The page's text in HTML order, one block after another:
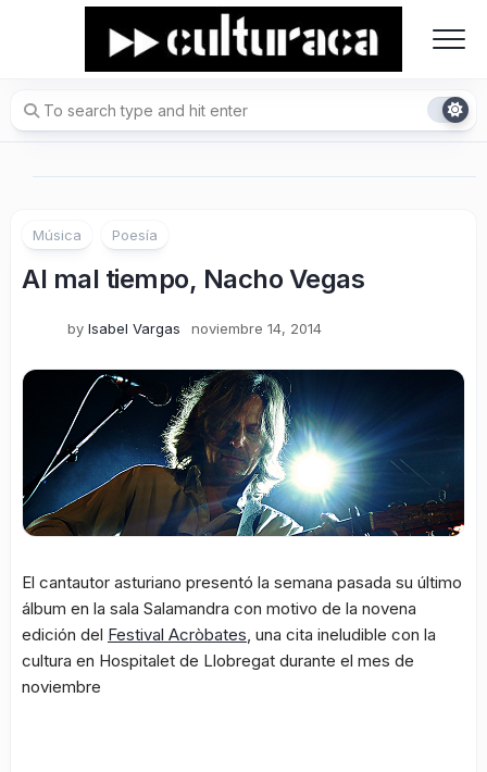
Música Poesía
Al mal tiempo, Nacho Vegas
by Isabel Vargas noviembre 14, 2014
El cantautor asturiano presentó la semana pasada su último
álbum en la sala Salamandra con motivo de la novena
edición del Festival Acròbates, una cita ineludible con la
cultura en Hospitalet de Llobregat durante el mes de
noviembre